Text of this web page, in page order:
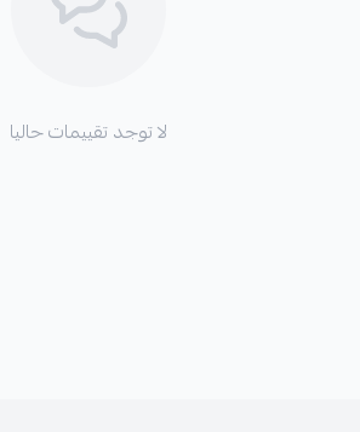
لا توجد تقييمات حاليا